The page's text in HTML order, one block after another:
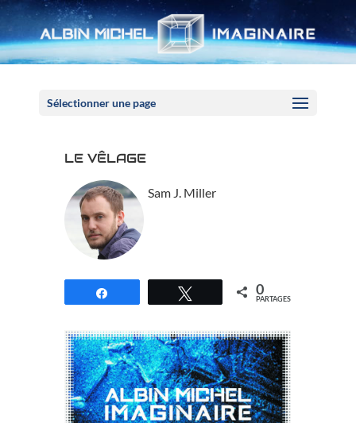
Sélectionner une page
LE VÊLAGE
Sam J. Miller
Tweetez 0
PARTAGES
Panneau de gestion des cookies